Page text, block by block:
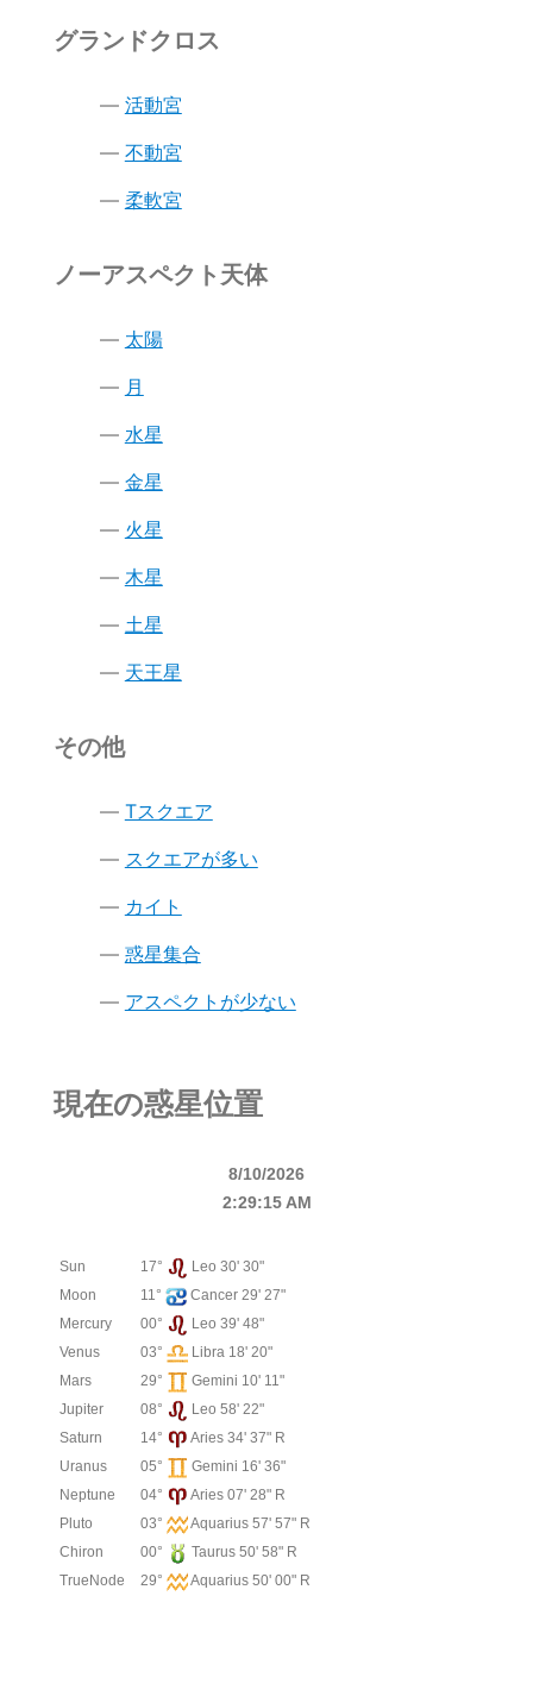
グランドクロス
活動宮
不動宮
柔軟宮
ノーアスペクト天体
太陽
月
水星
金星
火星
木星
土星
天王星
その他
Tスクエア
スクエアが多い
カイト
惑星集合
アスペクトが少ない
現在の惑星位置
8/10/2026
2:29:15 AM
Sun 17°
Leo 30' 30"
Moon
11°
Cancer 29' 27"
Mercury
00°
Leo 39' 48"
Venus
03°
Libra 18' 20"
Mars
29°
Gemini 10' 11"
Jupiter
08°
Leo 58' 22"
Saturn
14°
Aries 34' 37" R
Uranus
05°
Gemini 16' 36"
Neptune
04°
Aries 07' 28" R
Pluto
03°
Aquarius 57' 57" R
Chiron
00°
Taurus 50' 58" R
TrueNode
29° Aquarius 50' 00" R